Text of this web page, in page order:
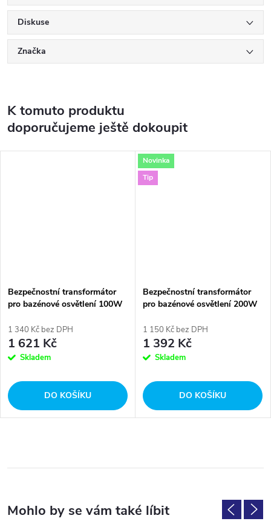
Diskuse
Značka
K tomuto produktu
doporučujeme ještě dokoupit
Bezpečnostní transformátor
pro bazénové osvětlení 100W
1 340 Kč bez DPH
1 621 Kč
Skladem
DO KOŠÍKU
Novinka
Tip
Bezpečnostní transformátor
pro bazénové osvětlení 200W
1 150 Kč bez DPH
1 392 Kč
Skladem
DO KOŠÍKU